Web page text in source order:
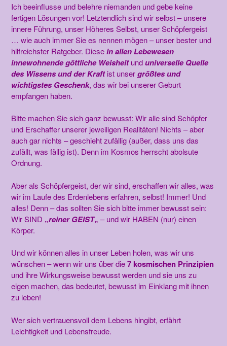
Ich beeinflusse und belehre niemanden und gebe keine
fertigen Lösungen vor! Letztendlich sind wir selbst – unsere
innere Führung, unser Höheres Selbst, unser Schöpfergeist
… wie auch immer Sie es nennen mögen – unser bester und
hilfreichster Ratgeber. Diesein allen Lebewesen
innewohnende göttliche Weisheitunduniverselle Quelle
des Wissens und der Kraftist unsergrößtes und
wichtigstes Geschenk, das wir bei unserer Geburt
empfangen haben.
Bitte machen Sie sich ganz bewusst: Wir alle sind Schöpfer
und Erschaffer unserer jeweiligen Realitäten! Nichts – aber
auch gar nichts – geschieht zufällig (außer, dass uns das
zufällt, was fällig ist). Denn im Kosmos herrscht abolsute
Ordnung.
Aber als Schöpfergeist, der wir sind, erschaffen wir alles, was
wir im Laufe des Erdenlebens erfahren, selbst! Immer! Und
alles! Denn – das sollten Sie sich bitte immer bewusst sein:
Wir SIND „reiner GEIST„ – und wir HABEN (nur) einen
Körper.
Und wir können alles in unser Leben holen, was wir uns
wünschen – wenn wir uns über die7kosmischen Prinzipien
und ihre Wirkungsweise bewusst werden und sie uns zu
eigen machen, das bedeutet, bewusst im Einklang mit ihnen
zu leben!
Wer sich vertrauensvoll dem Lebens hingibt, erfährt
Leichtigkeit und Lebensfreude.